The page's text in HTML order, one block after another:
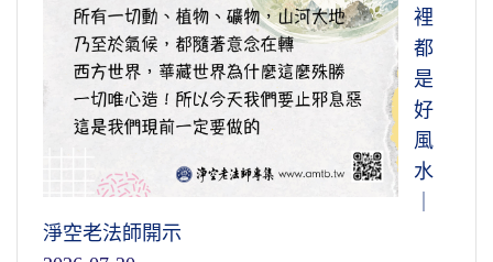
裡
都
是
好
風
水
淨空老法師開示